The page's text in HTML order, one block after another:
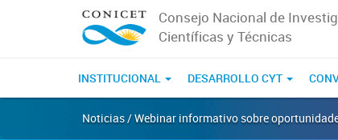
Consejo Nacional de
Científicas y Técnicas
INSTITUCIONAL DESARROLLO CYT
Noticias / Webinar informativo sobre